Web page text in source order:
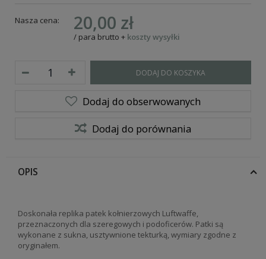
Nasza cena: 20,00 zł
/ para brutto + koszty wysyłki
DODAJ DO KOSZYKA
Dodaj do obserwowanych
Dodaj do porównania
OPIS
Doskonała replika patek kołnierzowych Luftwaffe,
przeznaczonych dla szeregowych i podoficerów. Patki są
wykonane z sukna, usztywnione tekturką, wymiary zgodne z
oryginałem.